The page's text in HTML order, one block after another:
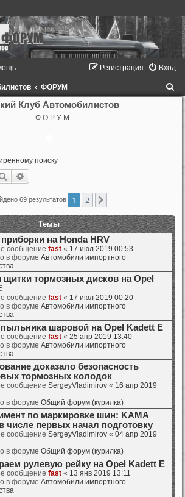
Вход
Регистрация
ФОРУМ
Клуб Автомобилистов
Ф О Р У М
поиску
Поиск
69 результатов 1 2
Темы
на Honda HRV
сообщение fast « 17 июл 2019 00:53
в форуме Автомобили импортного
щитки тормозных дисков на Opel
сообщение fast « 17 июл 2019 00:20
в форуме Автомобили импортного
шаровой на Opel Kadett E
сообщение fast « 25 апр 2019 13:40
в форуме Автомобили импортного
доказало безопасность
тормозных колодок
сообщение SergeyVladimirov « 16 апр 2019
в форуме Общий форум (курилка)
по маркировке шин: KAMA
числе первых начал подготовку
сообщение SergeyVladimirov « 04 апр 2019
в форуме Общий форум (курилка)
рулевую рейку на Opel Kadett E
сообщение fast « 13 янв 2019 13:11
в форуме Автомобили импортного